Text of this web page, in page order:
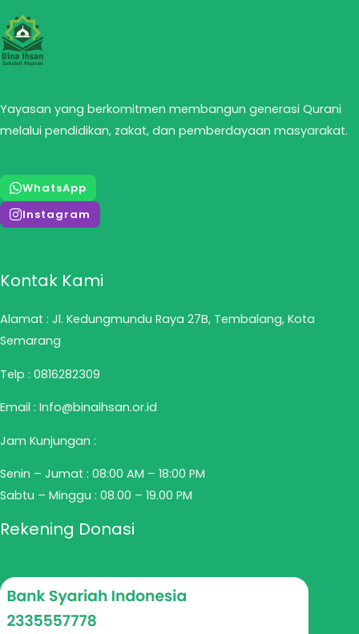
Yayasan yang berkomitmen membangun generasi Qurani
melalui pendidikan, zakat, dan pemberdayaan masyarakat.
WhatsApp
Instagram
Kontak Kami
Alamat : Jl. Kedungmundu Raya 27B, Tembalang, Kota
Semarang
Telp : 0816282309
Email : Info@binaihsan.or.id
Jam Kunjungan :
Senin – Jumat : 08:00 AM – 18:00 PM
Sabtu – Minggu : 08.00 – 19.00 PM
Rekening Donasi